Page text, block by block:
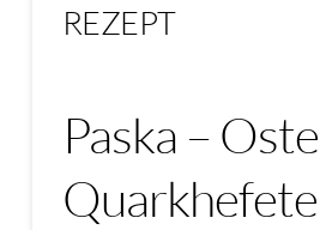
REZEPT
Paska –